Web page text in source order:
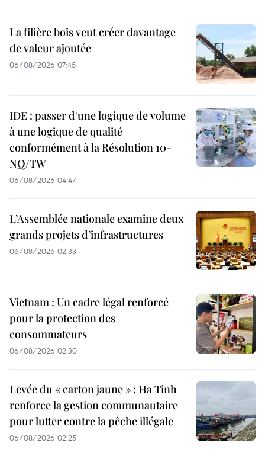
La filière bois veut créer davantage
de valeur ajoutée
06/08/2026 07:45
IDE : passer d'une logique de volume
à une logique de qualité
conformément à la Résolution 10-
NQ/TW
06/08/2026 04:47
L’Assemblée nationale examine deux
grands projets d’infrastructures
06/08/2026 02:33
Vietnam : Un cadre légal renforcé
pour la protection des
consommateurs
06/08/2026 02:30
Levée du « carton jaune » : Ha Tinh
renforce la gestion communautaire
pour lutter contre la pêche illégale
06/08/2026 02:25